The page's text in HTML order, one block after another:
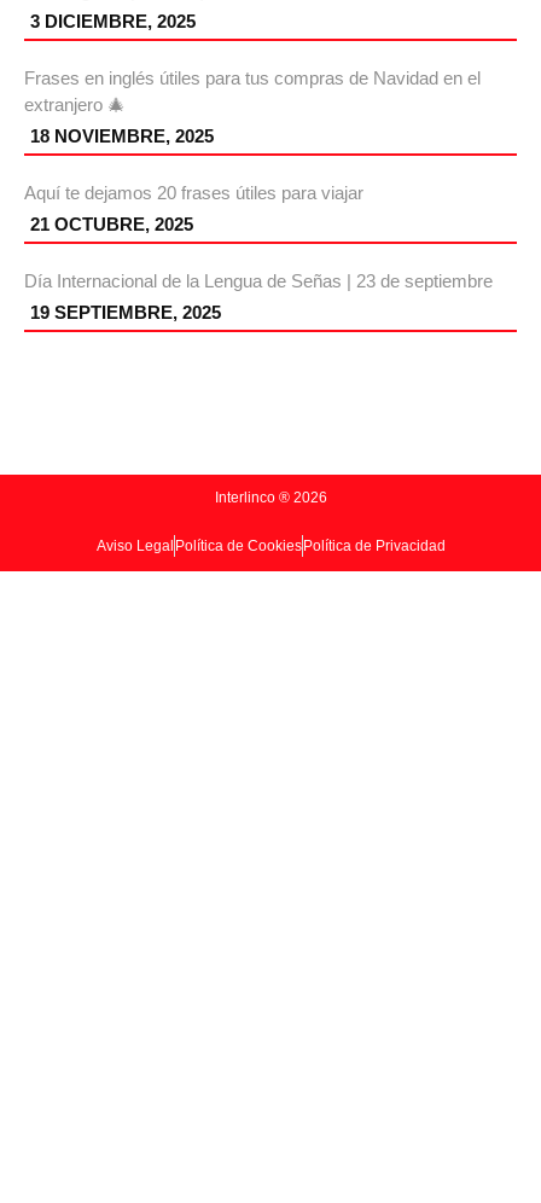
3 DICIEMBRE, 2025
Frases en inglés útiles para tus compras de Navidad en el
extranjero 🎄
18 NOVIEMBRE, 2025
Aquí te dejamos 20 frases útiles para viajar
21 OCTUBRE, 2025
Día Internacional de la Lengua de Señas | 23 de septiembre
19 SEPTIEMBRE, 2025
Interlinco ® 2026
Aviso Legal Política de CookiesPolítica de Privacidad